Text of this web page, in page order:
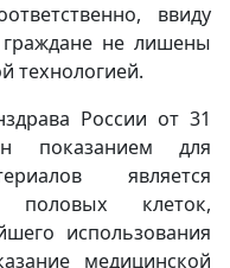
ввиду
граждане не лишены
технологией.
России от 31
для
является
половых клеток,
использования
медицинской